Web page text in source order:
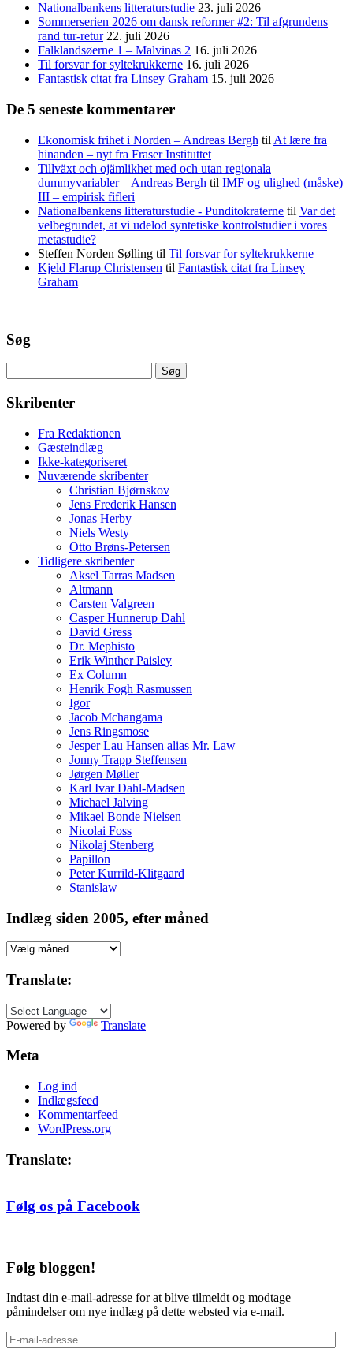
Nationalbankens litteraturstudie 23. juli 2026
Sommerserien 2026 om dansk reformer #2: Til afgrundens
rand tur-retur 22. juli 2026
Falklandsøerne 1 – Malvinas 2 16. juli 2026
Til forsvar for syltekrukkerne 16. juli 2026
Fantastisk citat fra Linsey Graham 15. juli 2026
De 5 seneste kommentarer
Ekonomisk frihet i Norden – Andreas Bergh til At lære fra
hinanden – nyt fra Fraser Instituttet
Tillväxt och ojämlikhet med och utan regionala
dummyvariabler – Andreas Bergh til IMF og ulighed (måske)
III – empirisk fifleri
Nationalbankens litteraturstudie - Punditokraterne til Var det
velbegrundet, at vi udelod syntetiske kontrolstudier i vores
metastudie?
Steffen Norden Sølling til Til forsvar for syltekrukkerne
Kjeld Flarup Christensen til Fantastisk citat fra Linsey
Graham
Søg
efter:
Skribenter
Fra Redaktionen
Gæsteindlæg
Ikke-kategoriseret
Nuværende skribenter
Christian Bjørnskov
Jens Frederik Hansen
Jonas Herby
Niels Westy
Otto Brøns-Petersen
Tidligere skribenter
Aksel Tarras Madsen
Altmann
Carsten Valgreen
Casper Hunnerup Dahl
David Gress
Dr. Mephisto
Erik Winther Paisley
Ex Column
Henrik Fogh Rasmussen
Igor
Jacob Mchangama
Jens Ringsmose
Jesper Lau Hansen alias Mr. Law
Jonny Trapp Steffensen
Jørgen Møller
Karl Ivar Dahl-Madsen
Michael Jalving
Mikael Bonde Nielsen
Nicolai Foss
Nikolaj Stenberg
Papillon
Peter Kurrild-Klitgaard
Stanislaw
Indlæg siden 2005, efter måned
Indlæg
2005,
måned
Translate:
Powered by Translate
Meta
Log ind
Indlægsfeed
Kommentarfeed
WordPress.org
Translate:
Følg os på Facebook
Følg bloggen!
Indtast din e-mail-adresse for at blive tilmeldt og modtage
påmindelser om nye indlæg på dette websted via e-mail.
E-